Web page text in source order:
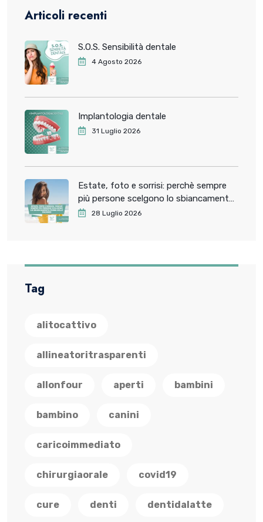
Articoli recenti
S.O.S. Sensibilità dentale
4 Agosto 2026
Implantologia dentale
31 Luglio 2026
Estate, foto e sorrisi: perchè sempre
più persone scelgono lo sbiancamento
dentale prima delle vacanze
28 Luglio 2026
Tag
alitocattivo
allineatoritrasparenti
allonfour aperti bambini
bambino canini
caricoimmediato
chirurgiaorale covid19
cure denti dentidalatte